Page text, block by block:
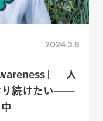
2024.3.8
」 人
り続けたい——